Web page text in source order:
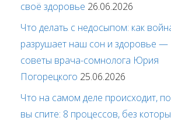
своё здоровье 26.06.2026
Что делать с недосыпом: как
разрушает наш сон и здоровье —
советы врача-сомнолога Юрия
Погорецкого 25.06.2026
Что на самом деле происходит,
вы спите: 8 процессов, без